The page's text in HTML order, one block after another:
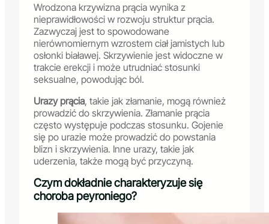
Wrodzona krzywizna prącia wynika z
nieprawidłowości w rozwoju struktur prącia.
Zazwyczaj jest to spowodowane
nierównomiernym wzrostem ciał jamistych lub
osłonki białawej. Skrzywienie jest widoczne w
trakcie erekcji i może utrudniać stosunki
seksualne, powodując ból.
Urazy prącia, takie jak złamanie, mogą również
prowadzić do skrzywienia. Złamanie prącia
często występuje podczas stosunku. Gojenie
się po urazie może prowadzić do powstania
blizn i skrzywienia. Inne urazy, takie jak
uderzenia, także mogą być przyczyną.
Czym dokładnie charakteryzuje się
choroba peyroniego?